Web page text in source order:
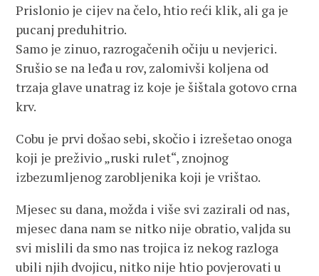
Prislonio je cijev na čelo, htio reći klik, ali ga je
pucanj preduhitrio.
Samo je zinuo, razrogačenih očiju u nevjerici.
Srušio se na leđa u rov, zalomivši koljena od
trzaja glave unatrag iz koje je šištala gotovo crna
krv.
Cobu je prvi došao sebi, skočio i izrešetao onoga
koji je preživio „ruski rulet“, znojnog
izbezumljenog zarobljenika koji je vrištao.
Mjesec su dana, možda i više svi zazirali od nas,
mjesec dana nam se nitko nije obratio, valjda su
svi mislili da smo nas trojica iz nekog razloga
ubili njih dvojicu, nitko nije htio povjerovati u